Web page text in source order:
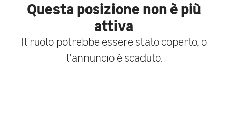
Questa posizione non è più
attiva
Il ruolo potrebbe essere stato coperto, o
l'annuncio è scaduto.